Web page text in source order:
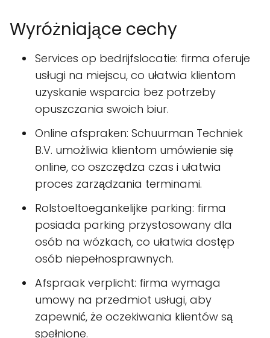
Wyróżniające cechy
Services op bedrijfslocatie: firma oferuje
usługi na miejscu, co ułatwia klientom
uzyskanie wsparcia bez potrzeby
opuszczania swoich biur.
Online afspraken: Schuurman Techniek
B.V. umożliwia klientom umówienie się
online, co oszczędza czas i ułatwia
proces zarządzania terminami.
Rolstoeltoegankelijke parking: firma
posiada parking przystosowany dla
osób na wózkach, co ułatwia dostęp
osób niepełnosprawnych.
Afspraak verplicht: firma wymaga
umowy na przedmiot usługi, aby
zapewnić, że oczekiwania klientów są
spełnione.